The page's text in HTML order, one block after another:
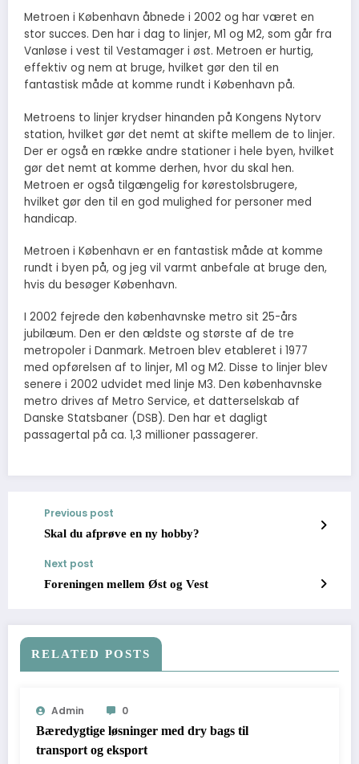
Metroen i København åbnede i 2002 og har været en
stor succes. Den har i dag to linjer, M1 og M2, som går fra
Vanløse i vest til Vestamager i øst. Metroen er hurtig,
effektiv og nem at bruge, hvilket gør den til en
fantastisk måde at komme rundt i København på.
Metroens to linjer krydser hinanden på Kongens Nytorv
station, hvilket gør det nemt at skifte mellem de to linjer.
Der er også en række andre stationer i hele byen, hvilket
gør det nemt at komme derhen, hvor du skal hen.
Metroen er også tilgængelig for kørestolsbrugere,
hvilket gør den til en god mulighed for personer med
handicap.
Metroen i København er en fantastisk måde at komme
rundt i byen på, og jeg vil varmt anbefale at bruge den,
hvis du besøger København.
I 2002 fejrede den københavnske metro sit 25-års
jubilæum. Den er den ældste og største af de tre
metropoler i Danmark. Metroen blev etableret i 1977
med opførelsen af to linjer, M1 og M2. Disse to linjer blev
senere i 2002 udvidet med linje M3. Den københavnske
metro drives af Metro Service, et datterselskab af
Danske Statsbaner (DSB). Den har et dagligt
passagertal på ca. 1,3 millioner passagerer.
Previous post
Skal du afprøve en ny hobby?
Next post
Foreningen mellem Øst og Vest
RELATED POSTS
Admin
0
Bæredygtige løsninger med dry bags til
transport og eksport